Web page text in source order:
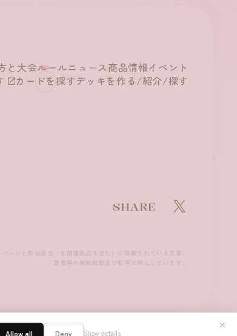
Allow all Deny Show details
✕
と 大会ルールニュース商品情報イベント
カードを探すデッキを作る/紹介/探す
SHARE
ページと弊社商品（各関連商品を含む）に掲載されている文章、
画像等の無断転載及び転写は禁止しています。